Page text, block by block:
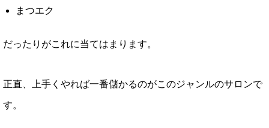
まつエク
だったりがこれに当てはまります。
正直、上手くやれば一番儲かるのがこのジャンルのサロンで
す。